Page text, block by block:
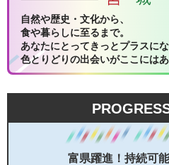
自然や歴史・文化から、
食や暮らしに至るまで。
あなたにとってきっとプラスにな
色とりどりの出会いがここにはあ
富県躍進！持続可